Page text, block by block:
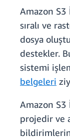
Amazon
sıralı ve
dosya
destekler.
sistemi
belgeleri
Amazon S3
projedir ve